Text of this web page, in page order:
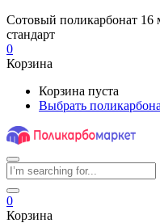
Сотовый поликарбонат 16
стандарт
0
Корзина
Корзина пуста
Выбрать
0
Корзина